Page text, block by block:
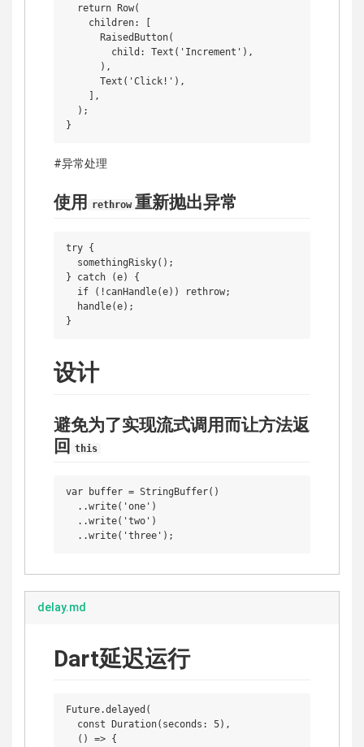
  return Row(
    children: [
      RaisedButton(
        child: Text('Increment'),
      ),
      Text('Click!'),
    ],
  );
#异常处理
使用 rethrow 重新抛出异常
try {
  somethingRisky();
} catch (e) {
  if (!canHandle(e)) rethrow;
  handle(e);
设计
避免为了实现流式调用而让方法返
回
this
var buffer = StringBuffer()
  ..write('one')
  ..write('two')
delay.md
Dart延迟运行
Future.delayed(
  const Duration(seconds: 5),
  () => {